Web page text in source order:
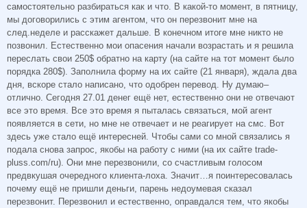
самостоятельно разбираться как и что. В какой-то момент, в пятницу,
мы договорились с этим агентом, что он перезвонит мне на
след.неделе и расскажет дальше. В конечном итоге мне никто не
позвонил. Естественно мои опасения начали возрастать и я решила
переслать свои 250$ обратно на карту (на сайте на тот момент было
порядка 280$). Заполнила форму на их сайте (21 января), ждала два
дня, вскоре стало написано, что одобрен перевод. Ну думаю–
отлично. Сегодня 27.01 денег ещё нет, естественно они не отвечают
все это время. Все это время я пыталась связаться, мой агент
появляется в сети, но мне не отвечает и не реагирует на смс. Вот
здесь уже стало ещё интересней. Чтобы сами со мной связались я
подала снова запрос, якобы на работу с ними (на их сайте trade-
pluss.com/ru). Они мне перезвонили, со счастливым голосом
предвкушая очередного клиента-лоха. Значит…я поинтересовалась
почему ещё не пришли деньги, парень недоумевая сказал
перезвонит. Перезвонил и естественно, оправдался тем, что якобы